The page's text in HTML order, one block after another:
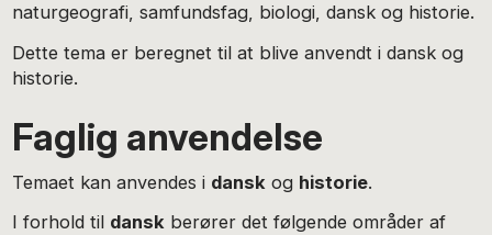
naturgeografi, samfundsfag, biologi, dansk og historie.
Dette tema er beregnet til at blive anvendt i dansk og
historie.
Faglig anvendelse
Temaet kan anvendes i dansk og historie.
I forhold til dansk berører det følgende områder af